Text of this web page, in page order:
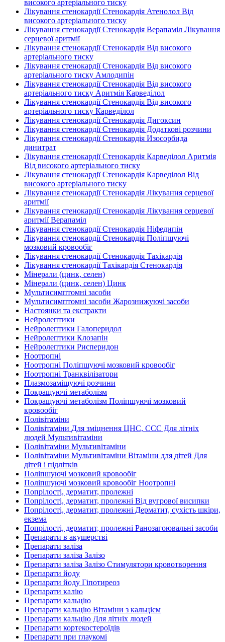
високого артеріального тиску
Лікування стенокардії Стенокардія Атенолол Від
високого артеріального тиску
Лікування стенокардії Стенокардія Верапаміл Лікування
серцевої аритмії
Лікування стенокардії Стенокардія Від високого
артеріального тиску
Лікування стенокардії Стенокардія Від високого
артеріального тиску Амлодипін
Лікування стенокардії Стенокардія Від високого
артеріального тиску Аритмія Карведілол
Лікування стенокардії Стенокардія Від високого
артеріального тиску Карведілол
Лікування стенокардії Стенокардія Дигоксин
Лікування стенокардії Стенокардія Додаткові розчини
Лікування стенокардії Стенокардія Изосорбида
динитрат
Лікування стенокардії Стенокардія Карведілол Аритмія
Від високого артеріального тиску
Лікування стенокардії Стенокардія Карведілол Від
високого артеріального тиску
Лікування стенокардії Стенокардія Лікування серцевої
аритмії
Лікування стенокардії Стенокардія Лікування серцевої
аритмії Верапаміл
Лікування стенокардії Стенокардія Ніфедипін
Лікування стенокардії Стенокардія Поліпшуючі
мозковий кровообіг
Лікування стенокардії Стенокардія Тахікардія
Лікування стенокардії Тахікардія Стенокардія
Мінерали (цинк, селен)
Мінерали (цинк, селен) Цинк
Мультисимптомні засоби
Мультисимптомні засоби Жарознижуючі засоби
Настоянки та екстракти
Нейролептики
Нейролептики Галоперидол
Нейролептики Клозапін
Нейролептики Рисперидон
Ноотропні
Ноотропні Поліпшуючі мозковий кровообіг
Ноотропні Транквілізатори
Плазмозаміщуючі розчини
Покращуючі метаболізм
Покращуючі метаболізм Поліпшуючі мозковий
кровообіг
Полівітаміни
Полівітаміни Для зміцнення ЦНС, ССС Для літніх
людей Мультивітаміни
Полівітаміни Мультивітаміни
Полівітаміни Мультивітаміни Вітаміни для дітей Для
дітей і підлітків
Поліпшуючі мозковий кровообіг
Поліпшуючі мозковий кровообіг Ноотропні
Попрілості, дерматит, пролежні
Попрілості, дерматит, пролежні Від вугрової висипки
Попрілості, дерматит, пролежні Дерматит, сухість шкіри,
екзема
Попрілості, дерматит, пролежні Ранозагоювальні засоби
Препарати в акушерстві
Препарати заліза
Препарати заліза Залізо
Препарати заліза Залізо Стимулятори кровотворення
Препарати йоду
Препарати йоду Гіпотиреоз
Препарати калію
Препарати кальцію
Препарати кальцію Вітаміни з кальцієм
Препарати кальцію Для літніх людей
Препарати кортекостероїдів
Препарати при глаукомі